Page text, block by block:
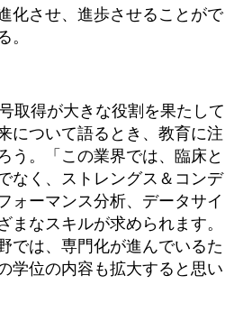
化させ、進歩させることがで
。
取得が大きな役割を果たして
について語るとき、教育に注
う。「この業界では、臨床と
なく、ストレングス＆コンデ
ォーマンス分析、データサイ
まなスキルが求められます。
では、専門化が進んでいるた
学位の内容も拡大すると思い